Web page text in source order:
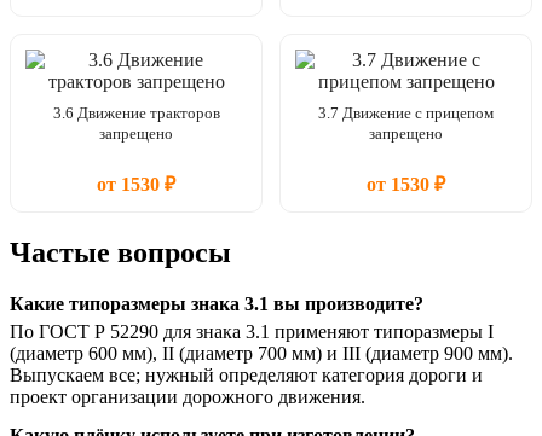
3.6 Движение тракторов
запрещено
от 1530 ₽
3.7 Движение с прицепом
запрещено
от 1530 ₽
Частые вопросы
Какие типоразмеры знака 3.1 вы производите?
По ГОСТ Р 52290 для знака 3.1 применяют типоразмеры I
(диаметр 600 мм), II (диаметр 700 мм) и III (диаметр 900 мм).
Выпускаем все; нужный определяют категория дороги и
проект организации дорожного движения.